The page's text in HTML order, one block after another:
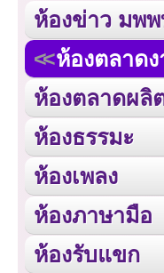
ห้องข่าว มพ
ห้องตลาด
ห้องตลาดผ
ห้องธรรมะ
ห้องเพลง
ห้องภาษามือ
ห้องรับแขก